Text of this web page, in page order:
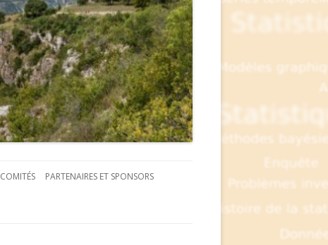
COMITÉS PARTENAIRES ET SPONSORS